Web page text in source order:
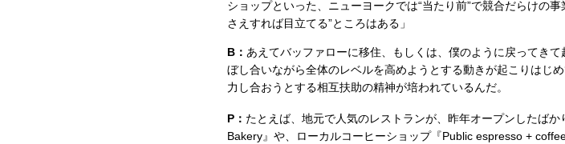
ショップといった、ニューヨークでは“当たり前”で競合だらけの
さえすれば目立てる”ところはある」
B： あえてバッファローに移住、もしくは、僕のように戻ってき
ぼし合いながら全体のレベルを高めようとする動きが起こりはじ
力し合おうとする相互扶助の精神が培われているんだ。
P： たとえば、地元で人気のレストランが、昨年オープンしたば
Bakery』や、ローカルコーヒーショップ『Public espresso +